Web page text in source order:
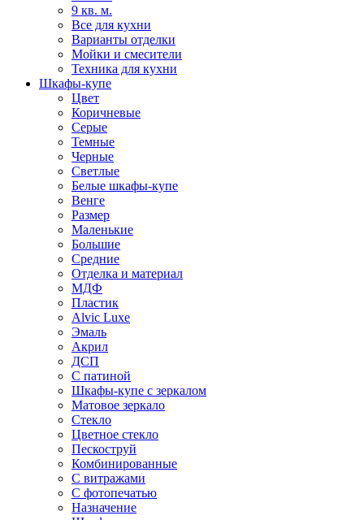
9 кв. м.
Все для кухни
Варианты отделки
Мойки и смесители
Техника для кухни
Шкафы-купе
Цвет
Коричневые
Серые
Темные
Черные
Светлые
Белые шкафы-купе
Венге
Размер
Маленькие
Большие
Средние
Отделка и материал
МДФ
Пластик
Alvic Luxe
Эмаль
Акрил
ДСП
С патиной
Шкафы-купе с зеркалом
Матовое зеркало
Стекло
Цветное стекло
Пескоструй
Комбинированные
С витражами
С фотопечатью
Назначение